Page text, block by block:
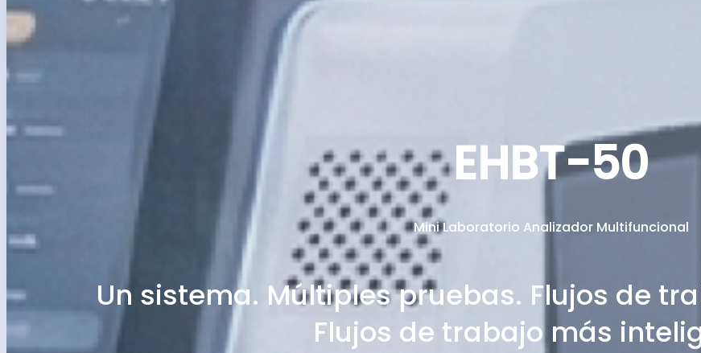
EHBT-50
Mini Laboratorio Analizador Multifuncional
Un sistema. Múltiples pruebas. Flujos de
Flujos de trabajo más